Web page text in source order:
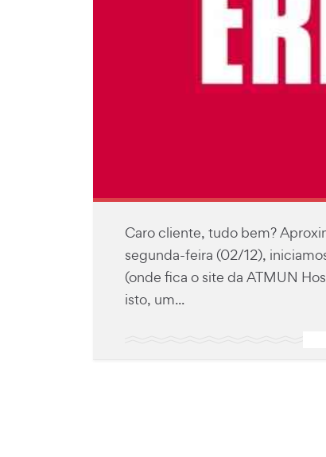
Caro cliente, tudo bem?
segunda-feira (02/12),
(onde fica o site da ATMUN
isto, um...